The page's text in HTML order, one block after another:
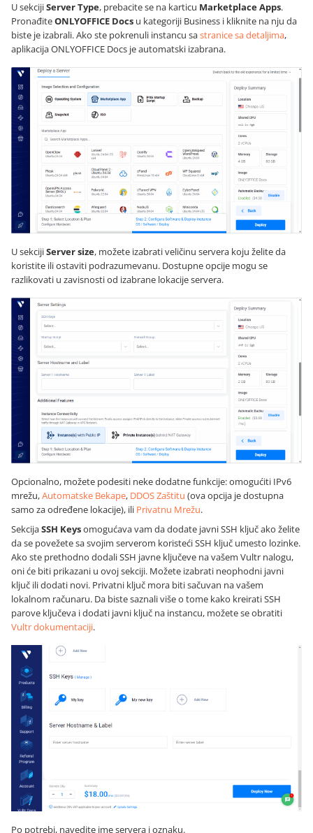
U sekcijiServer Type, prebacite se na karticu Marketplace Apps.
PronađiteONLYOFFICE Docs u kategoriji Business i kliknite na nju da
biste je izabrali. Ako ste pokrenuli instancu sastranice sa detaljima,
aplikacija ONLYOFFICE Docs je automatski izabrana.
U sekcijiServer size, možete izabrati veličinu servera koju želite da
koristite ili ostaviti podrazumevanu. Dostupne opcije mogu se
razlikovati u zavisnosti od izabrane lokacije servera.
Opcionalno, možete podesiti neke dodatne funkcije: omogućiti IPv6
mrežu,Automatske Bekape, DDOS Zaštitu (ova opcija je dostupna
samo za određene lokacije), ili Privatnu Mrežu.
SekcijaSSH Keysomogućava vam da dodate javni SSH ključ ako želite
da se povežete sa svojim serverom koristeći SSH ključ umesto lozinke.
Ako ste prethodno dodali SSH javne ključeve na vašem Vultr nalogu,
oni će biti prikazani u ovoj sekciji. Možete izabrati neophodni javni
ključ ili dodati novi. Privatni ključ mora biti sačuvan na vašem
lokalnom računaru. Da biste saznali više o tome kako kreirati SSH
parove ključeva i dodati javni ključ na instancu, možete se obratiti
Vultr dokumentaciji.
Po potrebi, navedite ime servera i oznaku.